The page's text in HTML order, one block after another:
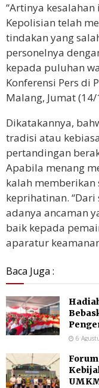
“Artinya
Kepolisian telah
tindakan yang
personelnya
kepada puluhan
Konferensi Pers di
Malang, Jumat
Dikatakannya,
tradisi atau
pertandingan
Apabila menang
kalah
keprihatinan.
adanya ancaman
baik kepada
aparatur
Baca Juga :
6